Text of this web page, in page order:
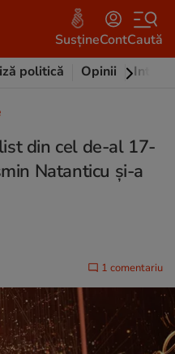
SusțineContCaută
politică Opinii
din cel de-al 17-
Natanticu și-a
1 comentariu